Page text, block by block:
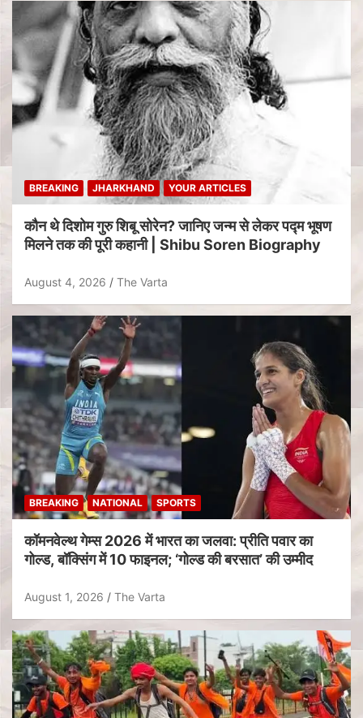
BREAKING JHARKHAND YOUR ARTICLES
कौन थे दिशोम गुरु शिबू सोरेन? जानिए जन्म से लेकर पद्म भूषण
मिलने तक की पूरी कहानी | Shibu Soren Biography
August 4, 2026 The Varta
BREAKING NATIONAL SPORTS
कॉमनवेल्थ गेम्स 2026 में भारत का जलवा: प्रीति पवार का
गोल्ड, बॉक्सिंग में 10 फाइनल; ‘गोल्ड की बरसात’ की उम्मीद
August 1, 2026 The Varta